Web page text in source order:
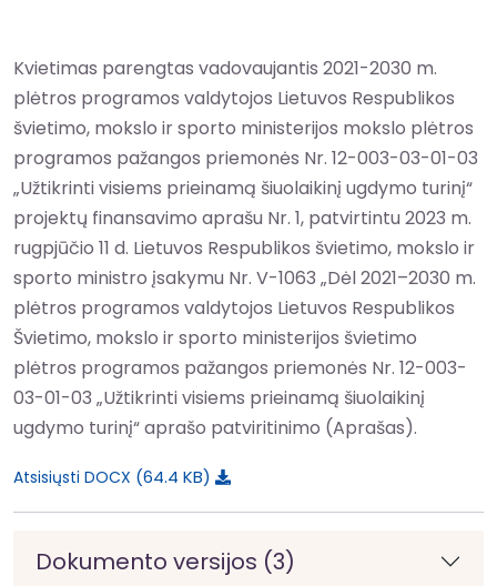
Kvietimas parengtas vadovaujantis 2021-2030 m.
plėtros programos valdytojos Lietuvos Respublikos
švietimo, mokslo ir sporto ministerijos mokslo plėtros
programos pažangos priemonės Nr. 12-003-03-01-03
„Užtikrinti visiems prieinamą šiuolaikinį ugdymo turinį“
projektų finansavimo aprašu Nr. 1, patvirtintu 2023 m.
rugpjūčio 11 d. Lietuvos Respublikos švietimo, mokslo ir
sporto ministro įsakymu Nr. V-1063 „Dėl 2021–2030 m.
plėtros programos valdytojos Lietuvos Respublikos
Švietimo, mokslo ir sporto ministerijos švietimo
plėtros programos pažangos priemonės Nr. 12-003-
03-01-03 „Užtikrinti visiems prieinamą šiuolaikinį
ugdymo turinį“ aprašo patviritinimo (Aprašas).
Atsisiųsti DOCX 64.4 KB
Dokumento versijos (3)